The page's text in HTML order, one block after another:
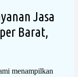
Jasa
Barat,
menampilkan